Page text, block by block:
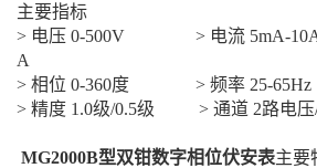
主要指标
> 电压 0-500V > 电流 5mA-10A /
A
> 相位 0-360度 > 频率 25-
> 精度 1.0级/0.5级 > 通道 2路电压
MG2000B型双钳数字相位伏安表主要